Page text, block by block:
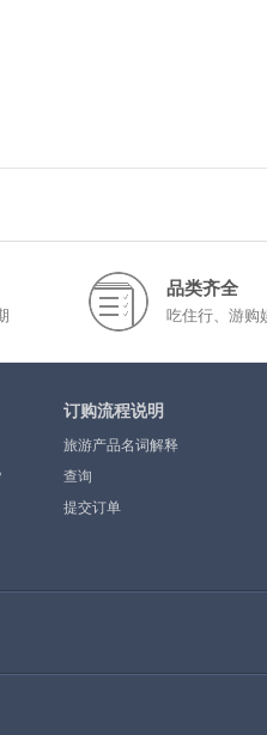
品类齐全
吃住行、游购
订购流程说明
旅游产品名词解释
查询
提交订单